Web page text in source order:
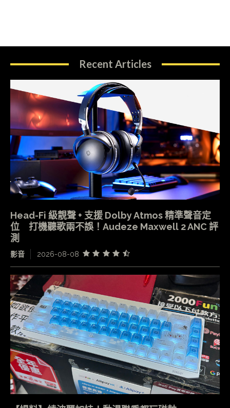
Recent Articles
Head-Fi 級靚聲 + 支援 Dolby Atmos 精準聲音定
位 打機聽歌兩不誤！Audeze Maxwell 2 ANC 評
測
影音 2026-08-08